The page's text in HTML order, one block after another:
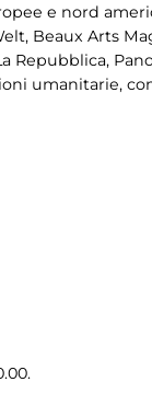
e nord
Beaux Arts
Repubblica,
umanitarie,